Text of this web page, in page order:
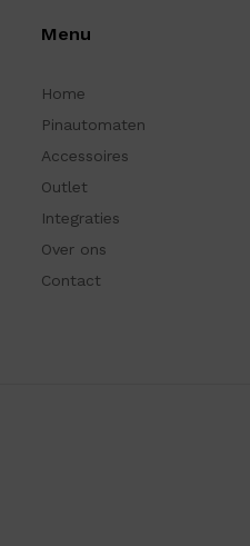
Menu
Home
Pinautomaten
Accessoires
Outlet
Integraties
Over ons
Contact